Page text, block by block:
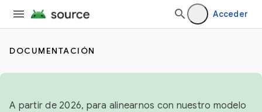
Acceder
DOCUMENTACIÓN
A partir de 2026, para alinearnos con nuestro modelo